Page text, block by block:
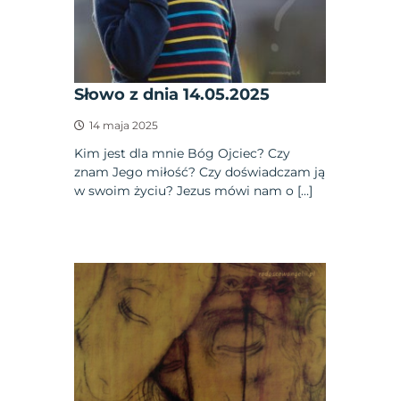
Słowo z dnia 14.05.2025
14 maja 2025
Kim jest dla mnie Bóg Ojciec? Czy
znam Jego miłość? Czy doświadczam ją
w swoim życiu? Jezus mówi nam o […]